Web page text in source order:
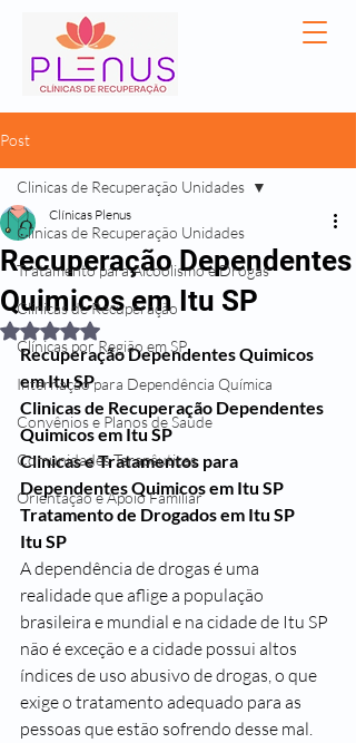
Post
Clinicas de Recuperação Unidades
Tratamento para Alcoolismo e Drogas
Clínicas de Recuperação
Clínicas por Região em SP
Internação para Dependência Química
Convênios e Planos de Saúde
Comunidades Terapêuticas
Orientação e Apoio Familiar
Clinicas de Recuperação Unidades
Recuperação Dependentes
Quimicos em Itu SP
Clínicas Plenus
Avaliado com NaN de 5 estrelas.
Recuperação Dependentes Quimicos
em Itu SP
Clinicas de Recuperação Dependentes
Quimicos em Itu SP
Clinicas e Tratamentos para
Dependentes Quimicos em Itu SP
Tratamento de Drogados em Itu SP
Itu SP
A dependência de drogas é uma
realidade que aflige a população
brasileira e mundial e na cidade de Itu SP
não é exceção e a cidade possui altos
índices de uso abusivo de drogas, o que
exige o tratamento adequado para as
pessoas que estão sofrendo desse mal.